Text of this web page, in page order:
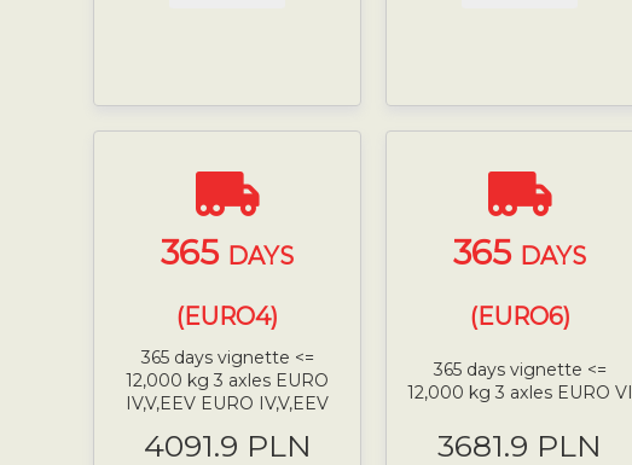
365 DAYS
(EURO4)
365 days vignette <=
12,000 kg 3 axles EURO
IV,V,EEV EURO IV,V,EEV
4091.9 PLN
365 DAYS
(EURO6)
365 days vignette <=
12,000 kg 3 axles EURO VI
3681.9 PLN